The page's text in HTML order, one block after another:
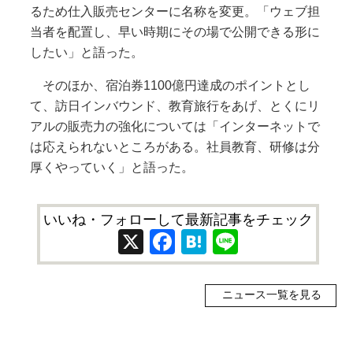
るため仕入販売センターに名称を変更。「ウェブ担
当者を配置し、早い時期にその場で公開できる形に
したい」と語った。
そのほか、宿泊券1100億円達成のポイントとし
て、訪日インバウンド、教育旅行をあげ、とくにリ
アルの販売力の強化については「インターネットで
は応えられないところがある。社員教育、研修は分
厚くやっていく」と語った。
いいね・フォローして最新記事をチェック
X Facebook
Hatena
ニュース一覧を見る